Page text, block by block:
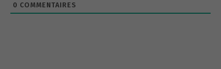
0 COMMENTAIRES